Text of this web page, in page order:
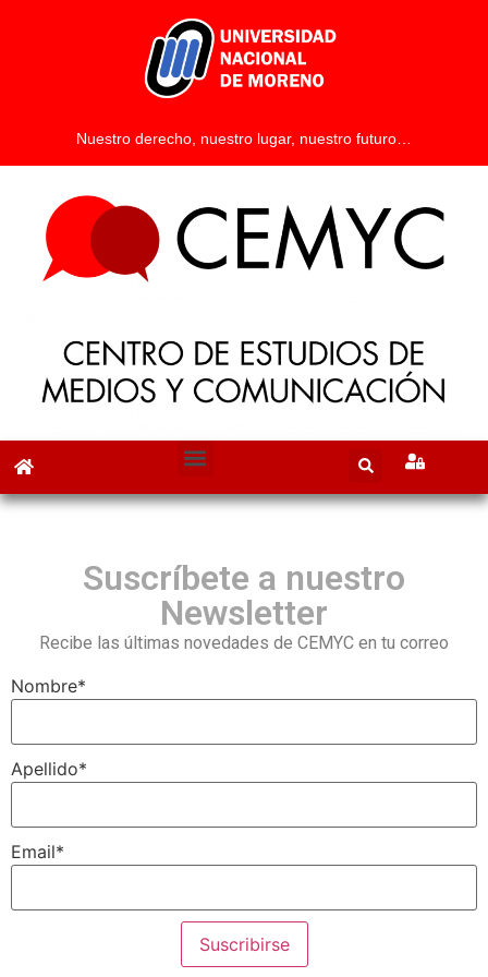
Nuestro derecho, nuestro lugar, nuestro futuro…
Suscríbete a nuestro
Newsletter
Recibe las últimas novedades de CEMYC en tu correo
Nombre*
Apellido*
Email*
Suscribirse